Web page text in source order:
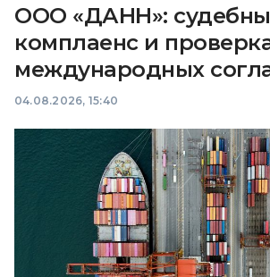
ООО «ДАНН»:
комплаенс и
международных
04.08.2026, 15:40